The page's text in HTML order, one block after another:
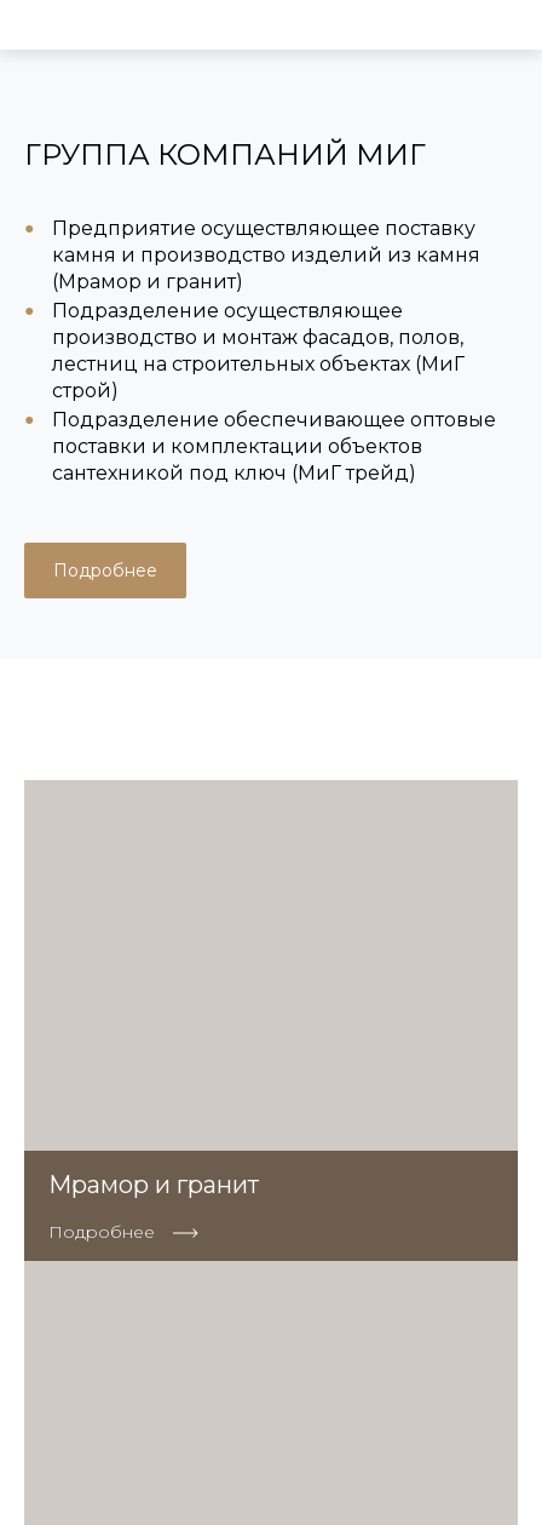
ГРУППА КОМПАНИЙ МИГ
Предприятие осуществляющее поставку
камня и производство изделий из камня
(Мрамор и гранит)
Подразделение осуществляющее
производство и монтаж фасадов, полов,
лестниц на строительных объектах (МиГ
строй)
Подразделение обеспечивающее оптовые
поставки и комплектации объектов
сантехникой под ключ (МиГ трейд)
Подробнее
Мрамор и гранит
Подробнее